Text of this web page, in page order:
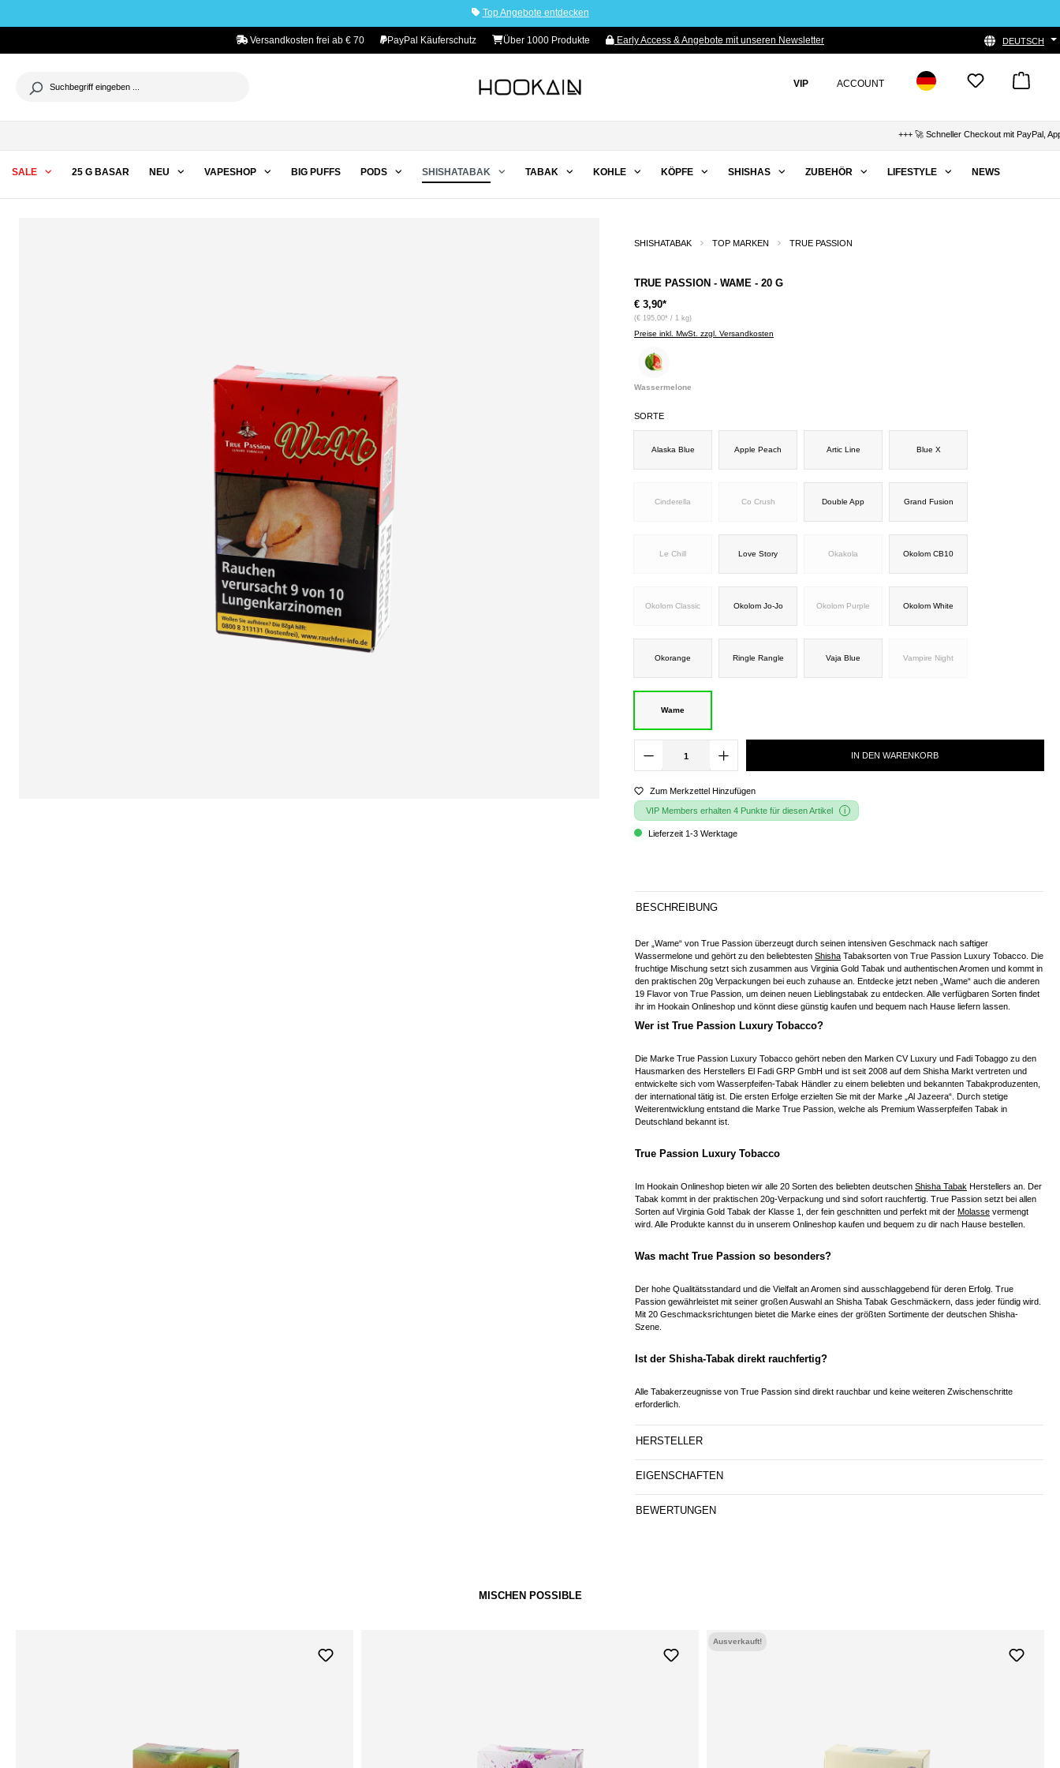
Top Angebote entdecken
Versandkosten frei ab € 70 PayPal Käuferschutz Über 1000 Produkte Early Access & Angebote mit unseren Newsletter DEUTSCH
VIP ACCOUNT
+++ 🚀 Schneller Checkout mit PayPal, Apple
SALE 25 G BASAR NEU VAPESHOP BIG PUFFS PODS SHISHATABAK TABAK KOHLE KÖPFE SHISHAS ZUBEHÖR LIFESTYLE NEWS
SHISHATABAK TOP MARKEN TRUE PASSION
TRUE PASSION - WAME - 20 G
€ 3,90*
(€ 195,00* / 1 kg)
Preise inkl. MwSt. zzgl. Versandkosten
Wassermelone
SORTE
Alaska Blue Apple Peach Artic Line Blue X
Cinderella Co Crush Double App Grand Fusion
Le Chill Love Story Okakola Okolom CB10
Okolom Classic Okolom Jo-Jo Okolom Purple Okolom White
Okorange Ringle Rangle Vaja Blue Vampire Night
Wame
IN DEN WARENKORB
Zum Merkzettel Hinzufügen
VIP Members erhalten 4 Punkte für diesen Artikel
Lieferzeit 1-3 Werktage
BESCHREIBUNG
Der „Wame“ von True Passion überzeugt durch seinen intensiven Geschmack nach saftiger
Wassermelone und gehört zu den beliebtesten Shisha Tabaksorten von True Passion Luxury Tobacco. Die
fruchtige Mischung setzt sich zusammen aus Virginia Gold Tabak und authentischen Aromen und kommt in
den praktischen 20g Verpackungen bei euch zuhause an. Entdecke jetzt neben „Wame“ auch die anderen
19 Flavor von True Passion, um deinen neuen Lieblingstabak zu entdecken. Alle verfügbaren Sorten findet
ihr im Hookain Onlineshop und könnt diese günstig kaufen und bequem nach Hause liefern lassen.
Wer ist True Passion Luxury Tobacco?
Die Marke True Passion Luxury Tobacco gehört neben den Marken CV Luxury und Fadi Tobaggo zu den
Hausmarken des Herstellers El Fadi GRP GmbH und ist seit 2008 auf dem Shisha Markt vertreten und
entwickelte sich vom Wasserpfeifen-Tabak Händler zu einem beliebten und bekannten Tabakproduzenten,
der international tätig ist. Die ersten Erfolge erzielten Sie mit der Marke „Al Jazeera“. Durch stetige
Weiterentwicklung entstand die Marke True Passion, welche als Premium Wasserpfeifen Tabak in
Deutschland bekannt ist.
True Passion Luxury Tobacco
Im Hookain Onlineshop bieten wir alle 20 Sorten des beliebten deutschen Shisha Tabak Herstellers an. Der
Tabak kommt in der praktischen 20g-Verpackung und sind sofort rauchfertig. True Passion setzt bei allen
Sorten auf Virginia Gold Tabak der Klasse 1, der fein geschnitten und perfekt mit der Molasse vermengt
wird. Alle Produkte kannst du in unserem Onlineshop kaufen und bequem zu dir nach Hause bestellen.
Was macht True Passion so besonders?
Der hohe Qualitätsstandard und die Vielfalt an Aromen sind ausschlaggebend für deren Erfolg. True
Passion gewährleistet mit seiner großen Auswahl an Shisha Tabak Geschmäckern, dass jeder fündig wird.
Mit 20 Geschmacksrichtungen bietet die Marke eines der größten Sortimente der deutschen Shisha-
Szene.
Ist der Shisha-Tabak direkt rauchfertig?
Alle Tabakerzeugnisse von True Passion sind direkt rauchbar und keine weiteren Zwischenschritte
erforderlich.
HERSTELLER
EIGENSCHAFTEN
BEWERTUNGEN
MISCHEN POSSIBLE